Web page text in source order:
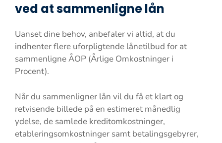
ved at sammenligne lån
Uanset dine behov, anbefaler vi altid, at du
indhenter flere uforpligtende lånetilbud for at
sammenligne ÅOP (Årlige Omkostninger i
Procent).
Når du sammenligner lån vil du få et klart og
retvisende billede på en estimeret månedlig
ydelse, de samlede kreditomkostninger,
etableringsomkostninger samt betalingsgebyrer,